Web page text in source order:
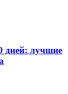
дней: лучшие